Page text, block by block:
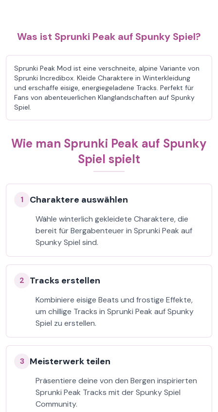
Was ist Sprunki Peak auf Spunky Spiel?
Sprunki Peak Mod ist eine verschneite, alpine Variante von
Sprunki Incredibox. Kleide Charaktere in Winterkleidung
und erschaffe eisige, energiegeladene Tracks. Perfekt für
Fans von abenteuerlichen Klanglandschaften auf Spunky
Spiel.
Wie man Sprunki Peak auf Spunky
Spiel spielt
1 Charaktere auswählen
Wähle winterlich gekleidete Charaktere, die
bereit für Bergabenteuer in Sprunki Peak auf
Spunky Spiel sind.
2 Tracks erstellen
Kombiniere eisige Beats und frostige Effekte,
um chillige Tracks in Sprunki Peak auf Spunky
Spiel zu erstellen.
3 Meisterwerk teilen
Präsentiere deine von den Bergen inspirierten
Sprunki Peak Tracks mit der Spunky Spiel
Community.